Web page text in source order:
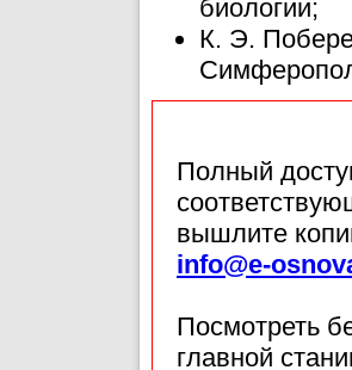
биологии;
К. Э.
Полный
вышлите
info@e-
Посмотреть
главной